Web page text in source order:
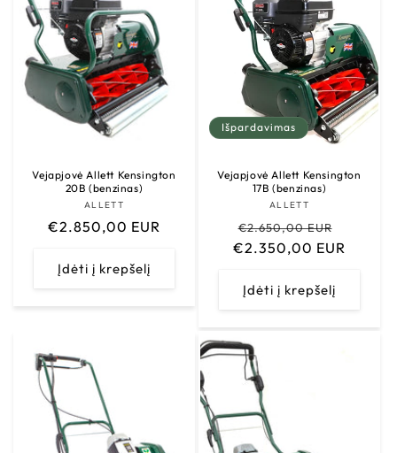
a
Vejapjovė Allett Kensington
20B (benzinas)
Tiekėjas:
ALLETT
Įprasta
€2.850,00 EUR
Įdėti į krepšelį
Išpardavimas
Vejapjovė Allett Kensington
17B (benzinas)
Tiekėjas:
ALLETT
Įprasta
kaina
€2.650,00 EUR
kaina
€2.350,00 EUR
Įdėti į krepšelį